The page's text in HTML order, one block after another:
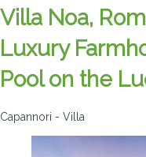
Villa Noa,
Luxury
Pool on the
Capannori - Villa